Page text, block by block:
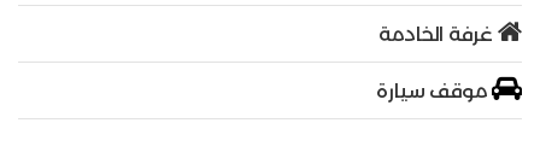
غرفة الخادمة
موقف سيارة